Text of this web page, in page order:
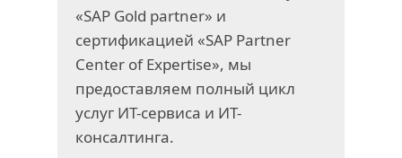
«SAP Gold partner» и
сертификацией «SAP Partner
Center of Expertise», мы
предоставляем полный цикл
услуг ИТ-сервиса и ИТ-
консалтинга.